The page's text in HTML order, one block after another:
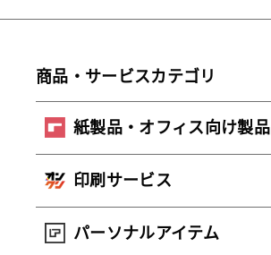
商品・サービスカテゴリ
紙製品・オフィス向け製品
印刷サービス
パーソナルアイテム